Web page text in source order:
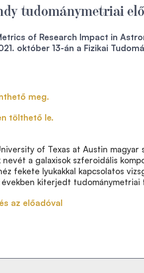
tudománymetriai
of Research Impact in
október 13-án a Fizikai
meg.
tölthető le.
of Texas at Austin magyar
a galaxisok szferoidális
fekete lyukakkal kapcsolatos
kiterjedt
az előadóval